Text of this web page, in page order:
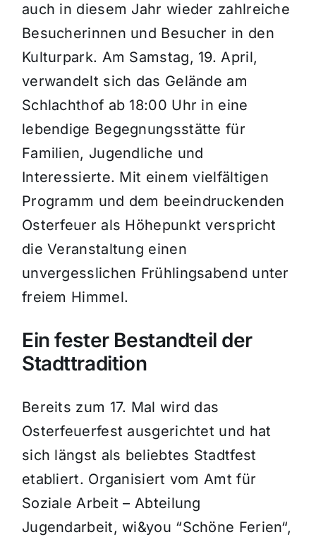
auch in diesem Jahr wieder zahlreiche
Besucherinnen und Besucher in den
Kulturpark. Am Samstag, 19. April,
verwandelt sich das Gelände am
Schlachthof ab 18:00 Uhr in eine
lebendige Begegnungsstätte für
Familien, Jugendliche und
Interessierte. Mit einem vielfältigen
Programm und dem beeindruckenden
Osterfeuer als Höhepunkt verspricht
die Veranstaltung einen
unvergesslichen Frühlingsabend unter
freiem Himmel.
Ein fester Bestandteil der
Stadttradition
Bereits zum 17. Mal wird das
Osterfeuerfest ausgerichtet und hat
sich längst als beliebtes Stadtfest
etabliert. Organisiert vom Amt für
Soziale Arbeit – Abteilung
Jugendarbeit, wi&you “Schöne Ferien“,